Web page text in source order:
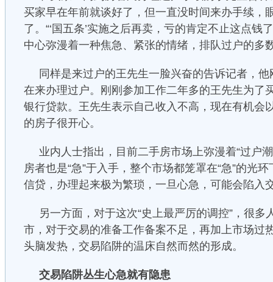
买家早在年前就谈好了，但一直没时间来办手续，
了。“‘国五条’实施之后再卖，亏的肯定不止这点钱
中心弥漫着一种焦急、紧张的情绪，排队过户的多
同样是来过户的王先生一脸兴奋的告诉记者，
在来办理过户。刚刚参加工作二年多的王先生为了
银行贷款。王先生表示自己收入不高，现在有机会
的房子很开心。
业内人士指出，目前二手房市场上弥漫着“过户
房者也是“急”于入手，整个市场都笼罩在“急”的光
信贷，办理起来极为繁琐，一旦心急，可能会陷入
另一方面，对于这次“史上最严厉的调控”，很多
市，对于交易的准备工作备案不足，再加上市场过
头脑发热，交易陷阱的温床自然而然的形成。
交易陷阱丛生心急就有隐患